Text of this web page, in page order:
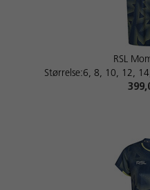
RSL
Størrelse:6, 8, 10, 12,